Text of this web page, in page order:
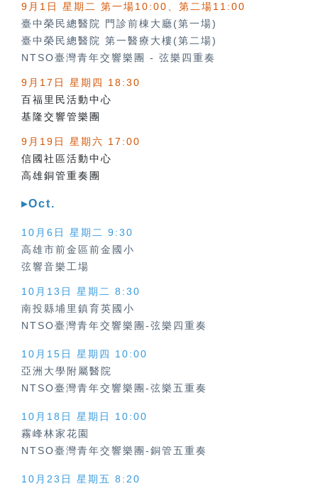
9月1日 星期二 第一場10:00、第二場11:00
臺中榮民總醫院 門診前棟大廳(第一場)
臺中榮民總醫院 第一醫療大樓(第二場)
NTSO臺灣青年交響樂團 - 弦樂四重奏
9月17日 星期四 18:30
百福里民活動中心
基隆交響管樂團
9月19日 星期六 17:00
信國社區活動中心
高雄銅管重奏團
▸Oct.
10月6日 星期二 9:30
高雄市前金區前金國小
弦響音樂工場
10月13日 星期二 8:30
南投縣埔里鎮育英國小
NTSO臺灣青年交響樂團-弦樂四重奏
10月15日 星期四 10:00
亞洲大學附屬醫院
NTSO臺灣青年交響樂團-弦樂五重奏
10月18日 星期日 10:00
霧峰林家花園
NTSO臺灣青年交響樂團-銅管五重奏
10月23日 星期五 8:20